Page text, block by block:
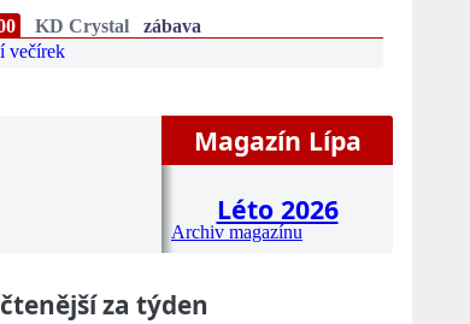
KD Crystal
zábava
večírek
Magazín Lípa
Léto 2026
Archiv magazínu
za týden